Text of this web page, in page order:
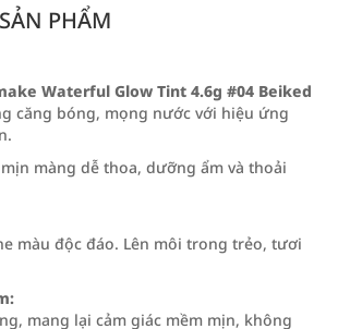
PHẨM
Waterful Glow Tint 4.6g #04 Beiked
căng bóng, mọng nước với hiệu ứng
màng dễ thoa, dưỡng ẩm và thoải
màu độc đáo. Lên môi trong trẻo, tươi
mang lại cảm giác mềm mịn, không